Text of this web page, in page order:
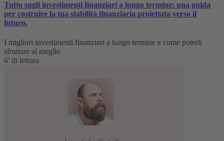
Tutto sugli investimenti finanziari a lungo termine: una guida
per costruire la tua stabilità finanziaria proiettata verso il
futuro.
I migliori investimenti finanziari a lungo termine e come poterli
sfruttare al meglio
6' di lettura